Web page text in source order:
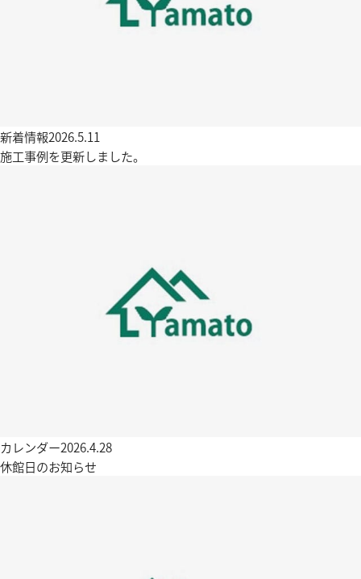
新着情報2026.5.11
施工事例を更新しました。
カレンダー2026.4.28
休館日のお知らせ